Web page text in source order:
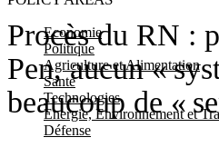
Economie
Politique
Agriculture et Alimentation
Santé
Technologies
Energie, Environnement et
Défense
Procès du RN :
Pen, aucun «
beaucoup de «